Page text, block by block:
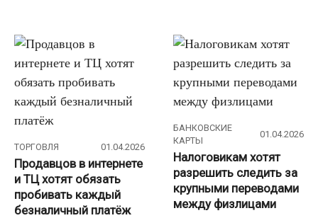
ТОРГОВЛЯ 01.04.2026
Продавцов в интернете
и ТЦ хотят обязать
пробивать каждый
безналичный платёж
БАНКОВСКИЕ
КАРТЫ
01.04.2026
Налоговикам хотят
разрешить следить за
крупными переводами
между физлицами